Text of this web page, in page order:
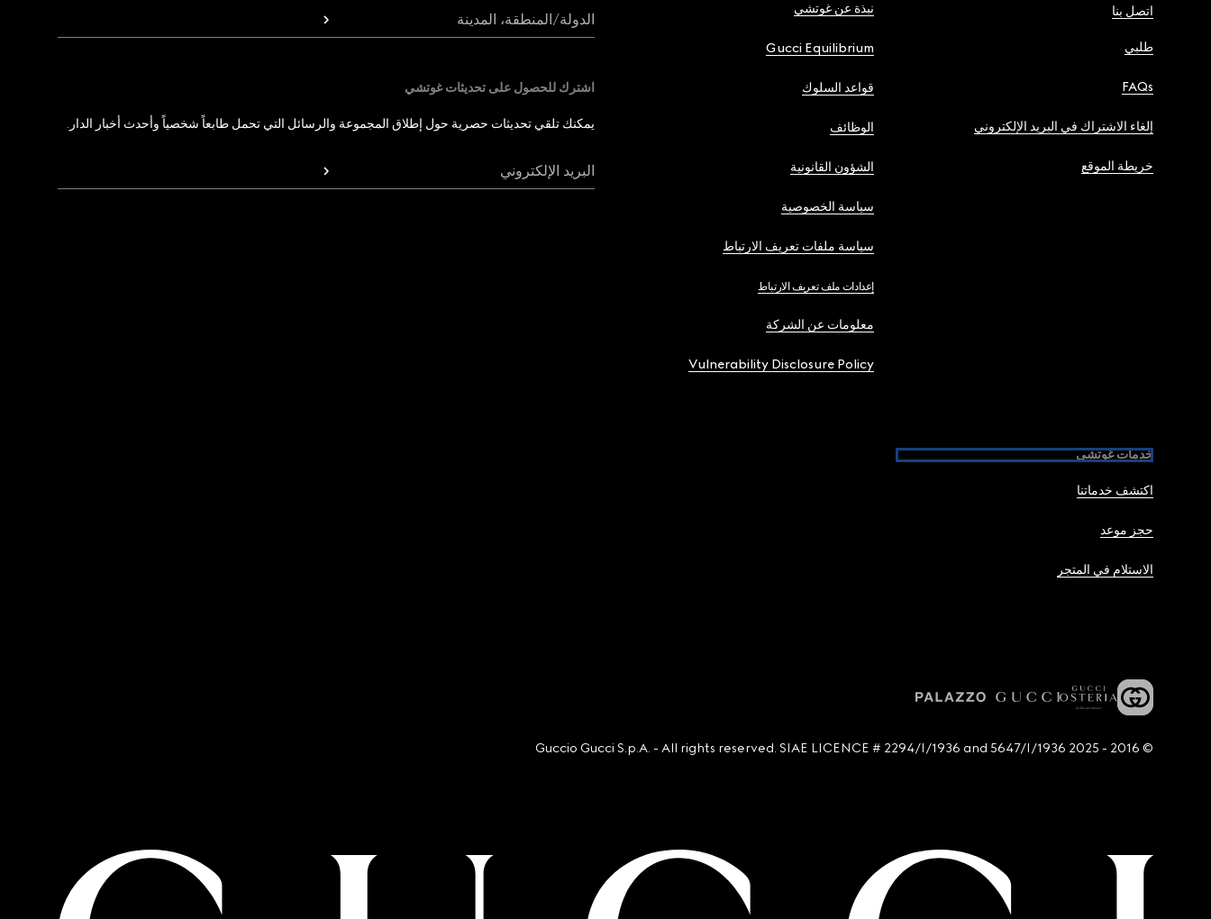
اتصل بنا
طلبي
FAQs
إلغاء الاشتراك في البريد الإلكتروني
خريطة الموقع
نبذة عن غوتشي
Gucci Equilibrium
قواعد السلوك
الوظائف
الشؤون القانونية
سياسة الخصوصية
سياسة ملفات تعريف الارتباط
إعدادات ملف تعريف الارتباط
معلومات عن الشركة
Vulnerability Disclosure Policy
خدمات غوتشي
اكتشف خدماتنا
حجز موعد
الاستلام في المتجر
الدولة/المنطقة، المدينة
اشترك للحصول على تحديثات غوتشي
يمكنك تلقي تحديثات حصرية حول إطلاق المجموعة والرسائل التي تحمل طابعاً شخصياً وأحدث أخبار الدار.
البريد الإلكتروني
© 2016 - 2025 Guccio Gucci S.p.A. - All rights reserved. SIAE LICENCE # 2294/I/1936 and 5647/I/1936